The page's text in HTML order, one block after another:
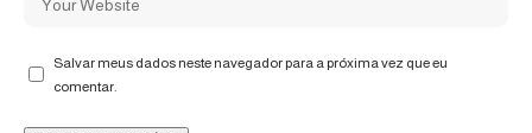
Salvar meus dados neste navegador para a próxima vez que eu
comentar.